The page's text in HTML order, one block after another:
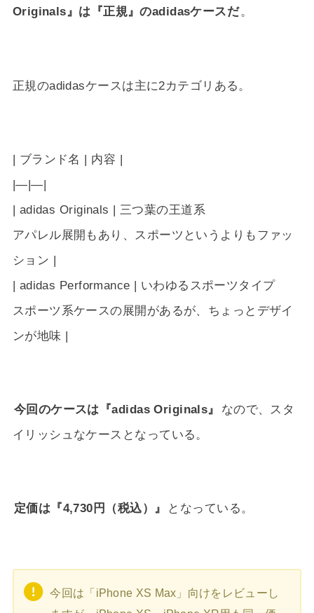
Originals』は『正規』のadidasケースだ。
正規のadidasケースは主に2カテゴリある。
| ブランド名 | 内容 |
|—|—|
| adidas Originals | 三つ葉の王道系
アパレル展開もあり、スポーツというよりもファッ
ション |
| adidas Performance | いわゆるスポーツタイプ
スポーツ系ケースの展開があるが、ちょっとデザイ
ンが地味 |
今回のケースは『adidas Originals』
なので、スタ
イリッシュなケースとなっている。
定価は『4,730円（税込）』 となっている。
今回は「iPhone XS Max」向けをレビューし